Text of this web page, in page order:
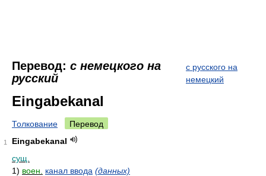
Перевод: с немецкого на
русский
с русского на
немецкий
Eingabekanal
Толкование Перевод
1
Eingabekanal
сущ.
1) воен. канал ввода (данных)